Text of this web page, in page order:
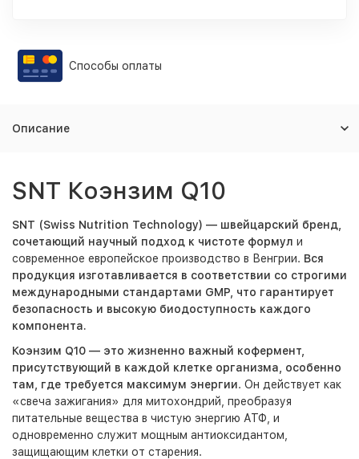
Способы оплаты
Описание
SNT Коэнзим Q10
SNT (Swiss Nutrition Technology) — швейцарский бренд,
сочетающий научный подход к чистоте формул и
современное европейское производство в Венгрии. Вся
продукция изготавливается в соответствии со строгими
международными стандартами GMP, что гарантирует
безопасность и высокую биодоступность каждого
компонента.
Коэнзим Q10 — это жизненно важный кофермент,
присутствующий в каждой клетке организма, особенно
там, где требуется максимум энергии. Он действует как
«свеча зажигания» для митохондрий, преобразуя
питательные вещества в чистую энергию АТФ, и
одновременно служит мощным антиоксидантом,
защищающим клетки от старения.